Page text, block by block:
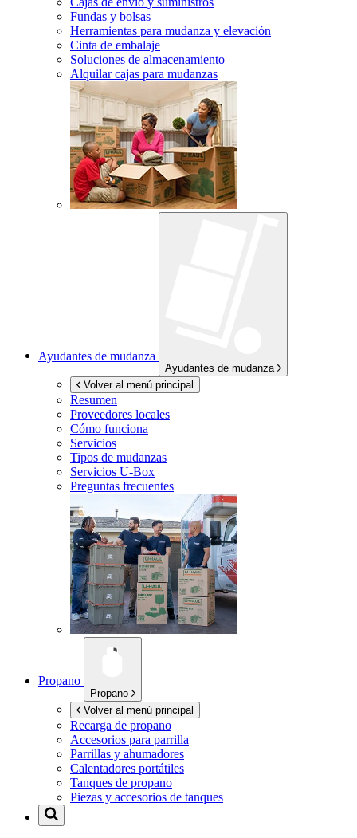
Fundas y bolsas
Herramientas para mudanza y elevación
Cinta de embalaje
Soluciones de almacenamiento
Alquilar cajas para mudanzas
Ayudantes de mudanza
Ayudantes de mudanza
Volver al menú principal
Resumen
Proveedores locales
Cómo funciona
Servicios
Tipos de mudanzas
Servicios U-Box
Preguntas frecuentes
Propano
Propano
Volver al menú principal
Recarga de propano
Accesorios para parrilla
Parrillas y ahumadores
Calentadores portátiles
Tanques de propano
Piezas y accesorios de tanques